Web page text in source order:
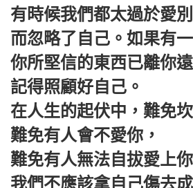
有時候我們都太過於愛別
而忽略了自己。如果有一
你所堅信的東西已離你遠
記得照顧好自己。
在人生的起伏中，難免坎
難免有人會不愛你，
難免有人無法自拔愛上你
我們不應該拿自己傷去